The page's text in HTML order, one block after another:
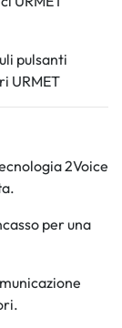
pulsanti
URMET
2Voice
per una